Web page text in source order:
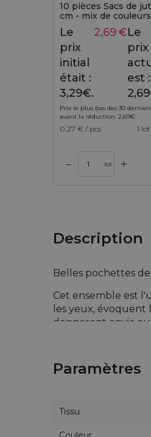
10 pièces Sacs de
cm - mix de couleurs
Le
prix
initial
était :
3,29€.
2,69€Le
prix
est :
Prix le plus bas des 30
avant la réduction: 2,69€
0,27 € / pcs 1
– lot +
Ajouter au
Description
Belles pochettes
Cet ensemble est
les yeux,
donneront envie
Les sacs de Noël
fêtes!
Paramètres
Tissu